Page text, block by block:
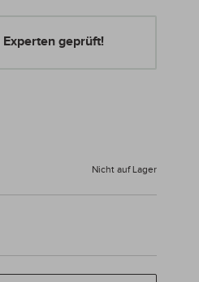
Experten geprüft!
Nicht auf Lager